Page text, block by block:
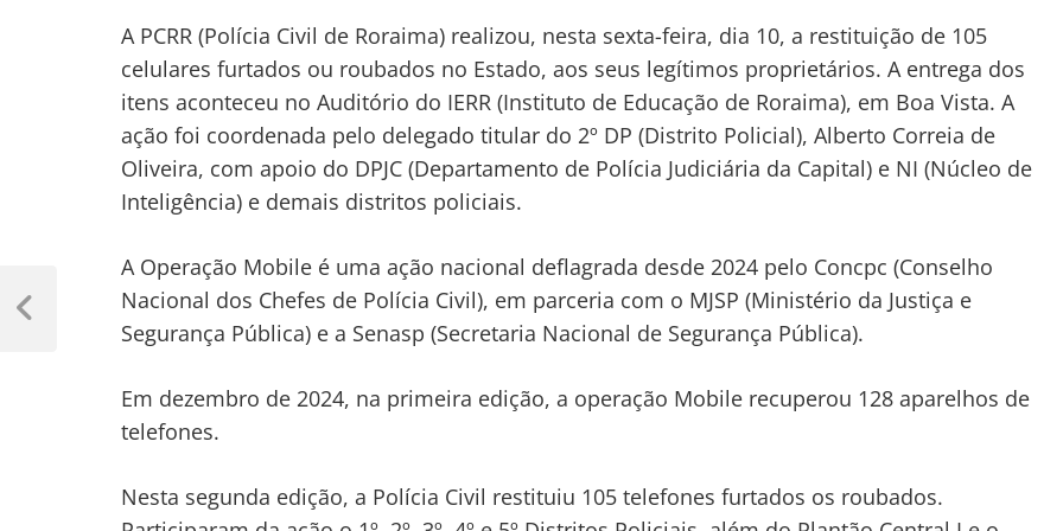
A PCRR (Polícia Civil de Roraima) realizou, nesta sexta-feira, dia 10, a restituição de 105
celulares furtados ou roubados no Estado, aos seus legítimos proprietários. A entrega dos
itens aconteceu no Auditório do IERR (Instituto de Educação de Roraima), em Boa Vista. A
ação foi coordenada pelo delegado titular do 2º DP (Distrito Policial), Alberto Correia de
Oliveira, com apoio do DPJC (Departamento de Polícia Judiciária da Capital) e NI (Núcleo de
Inteligência) e demais distritos policiais.
A Operação Mobile é uma ação nacional deflagrada desde 2024 pelo Concpc (Conselho
Nacional dos Chefes de Polícia Civil), em parceria com o MJSP (Ministério da Justiça e
Segurança Pública) e a Senasp (Secretaria Nacional de Segurança Pública).
Em dezembro de 2024, na primeira edição, a operação Mobile recuperou 128 aparelhos de
telefones.
Nesta segunda edição, a Polícia Civil restituiu 105 telefones furtados os roubados.
Navegação
de
Previous